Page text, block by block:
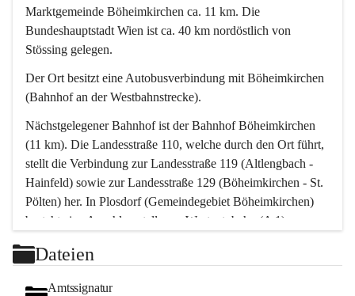
Marktgemeinde Böheimkirchen ca. 11 km. Die
Bundeshauptstadt Wien ist ca. 40 km nordöstlich von
Stössing gelegen.
Der Ort besitzt eine Autobusverbindung mit Böheimkirchen
(Bahnhof an der Westbahnstrecke).
Nächstgelegener Bahnhof ist der Bahnhof Böheimkirchen
(11 km). Die Landesstraße 110, welche durch den Ort führt,
stellt die Verbindung zur Landesstraße 119 (Altlengbach -
Hainfeld) sowie zur Landesstraße 129 (Böheimkirchen - St.
Pölten) her. In Plosdorf (Gemeindegebiet Böheimkirchen)
besteht eine Anschlussstelle zur Westautobahn (A 1).
Wien erreicht man in ca. 45 Minuten.
Stössing zählt noch zum Naherholungsraum Wien sowie
Dateien
Amtssignatur